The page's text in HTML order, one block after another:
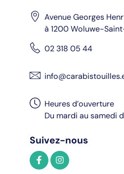
Avenue Georges
à 1200 Woluwe-
02 318 05 44
Heures d’ouverture
Du mardi au samedi
Suivez-nous